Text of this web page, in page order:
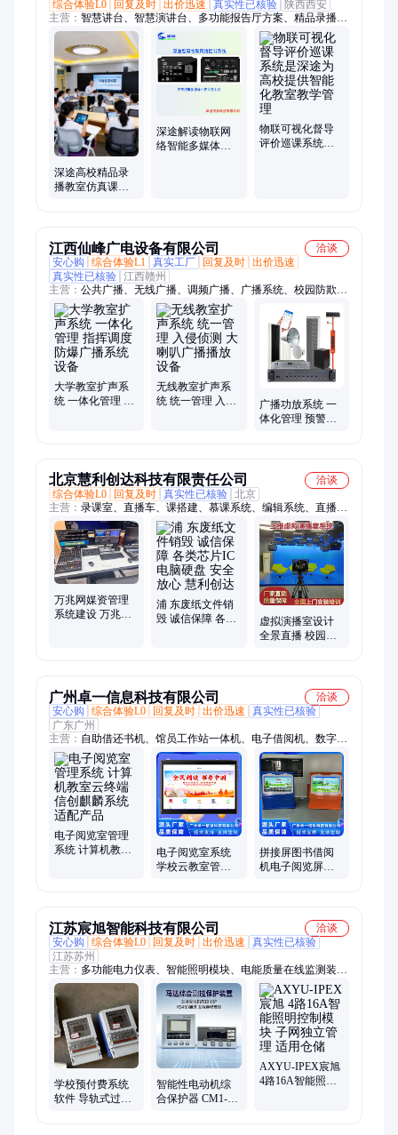
综合体验L0
回复及时 出价迅速 真实性已核验
陕西西安
主营： 智慧讲台、智慧演讲台、多功能报告厅方案、精品录播教
室系统、智慧教室整体方案、实训示教系统、分组研讨型智慧教
室、常态化录播教室、多媒体教室中控系统、智慧教室、智能巡
课系统、光能智慧黑板、智慧校园大数据分析、智慧校园、教学
AI智能数据分析
深途高校精品录
播教室仿真课件
深途解读物联网
络智能多媒体中
物联可视化督导
评价巡课系统是
江西仙峰广电设备有限公司
洽谈
安心购
综合体验L1 真实工厂 回复及时 出价迅速
真实性已核验 江西赣州
主营： 公共广播、无线广播、调频广播、广播系统、校园防欺凌
系统、四六级听力发射系统、ip广播、云广播、校园广播、应急
广播、预警广播、广播设备、调频发射机、功放、音柱、音箱、
收扩机、大喇叭、高音号角、扬声器、广播音响、高德定位路
锥、四六级听力发射机、四六级考场广播、户外广播
大学教室扩声系
统 一体化管理 指
无线教室扩声系
统 统一管理 入侵
广播功放系统 一
体化管理 预警通
北京慧利创达科技有限责任公司
洽谈
综合体验L0
回复及时 真实性已核验 北京
主营： 录课室、直播车、课搭建、慕课系统、编辑系统、直播系
统、制作系统、非编系统、真三维、室搭建、编辑机、演播室、
慕课室、微课建设、三维慕课、慕课方案、卫星直播、现场直
播、慕课微课、校园网络、后期编辑、视频播出、视频编辑、超
清字幕、微课录制
万兆网媒资管理
系统建设 万兆后
浦 东废纸文件销
毁 诚信保障 各类
虚拟演播室设计
全景直播 校园电
广州卓一信息科技有限公司
洽谈
安心购
综合体验L0 回复及时 出价迅速
真实性已核验
广东广州
主营： 自助借还书机、馆员工作站一体机、电子借阅机、数字图
书馆系统、电子阅览室系统、电子图书馆系统、智慧图书馆系
统、电子教室系统、RFID安全门、RFID移动盘点车
电子阅览室管理
系统 计算机教室
电子阅览室系统
学校云教室管理
拼接屏图书借阅
机电子阅览屏瀑
江苏宸旭智能科技有限公司
洽谈
安心购
综合体验L0 回复及时 出价迅速
真实性已核验
江苏苏州
主营： 多功能电力仪表、智能照明模块、电能质量在线监测装
置、电力监控系统、能耗监控系统、云平台能耗系统、电动机保
护器、电力运维云平台、电能表
学校预付费系统
软件 导轨式过载
智能性电动机综
合保护器 CM1-
AXYU-IPEX宸旭
4路16A智能照明